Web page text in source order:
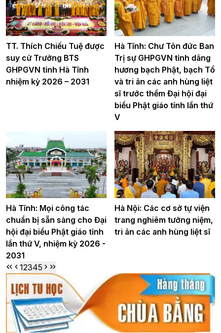
TT. Thích Chiếu Tuệ được
suy cử Trưởng BTS
GHPGVN tỉnh Hà Tĩnh
nhiệm kỳ 2026 – 2031
Hà Tĩnh: Chư Tôn đức Ban
Trị sự GHPGVN tỉnh dâng
hương bạch Phật, bạch Tổ
và tri ân các anh hùng liệt
sĩ trước thềm Đại hội đại
biểu Phật giáo tỉnh lần thứ
V
Hà Tĩnh: Mọi công tác
chuẩn bị sẵn sàng cho Đại
hội đại biểu Phật giáo tỉnh
lần thứ V, nhiệm kỳ 2026 -
2031
Hà Nội: Các cơ sở tự viện
trang nghiêm tưởng niệm,
tri ân các anh hùng liệt sĩ
12345